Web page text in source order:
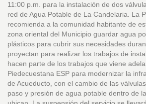
11:00 p.m. para la instalación de dos
red de Agua Potable de La Candelaria. La
recomienda a la comunidad habitante de
zona oriental del Municipio guardar agua
plásticos para cubrir sus necesidades
proyectan para realizar los trabajos de
hacen parte de los trabajos que viene
Piedecuestana ESP para modernizar la
de Acueducto, con el cambio de las
paso y presión de agua potable dentro de